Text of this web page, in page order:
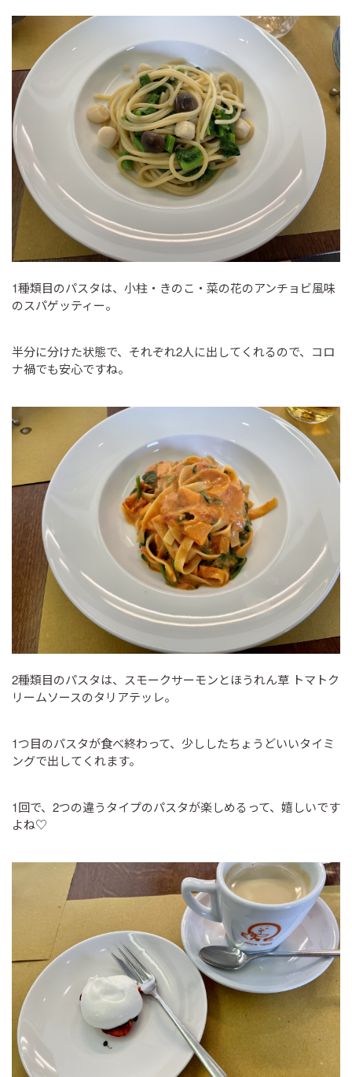
1種類目のパスタは、小柱・きのこ・菜の花のアンチョビ風味
のスパゲッティー。
半分に分けた状態で、それぞれ2人に出してくれるので、コロ
ナ禍でも安心ですね。
2種類目のパスタは、スモークサーモンとほうれん草 トマトク
リームソースのタリアテッレ。
1つ目のパスタが食べ終わって、少ししたちょうどいいタイミ
ングで出してくれます。
1回で、2つの違うタイプのパスタが楽しめるって、嬉しいです
よね♡